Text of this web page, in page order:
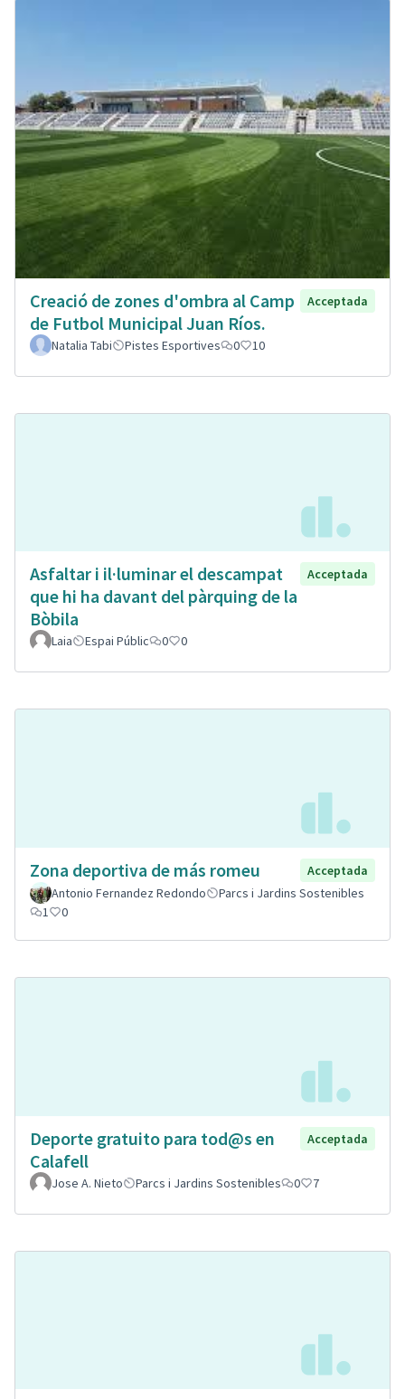
Creació de zones d'ombra al Camp
de Futbol Municipal Juan Ríos.
Acceptada
Natalia Tabi Pistes Esportives 0 10
Asfaltar i il·luminar el descampat
que hi ha davant del pàrquing de la
Bòbila
Acceptada
Laia Espai Públic 0 0
Zona deportiva de más romeu
Acceptada
Antonio Fernandez Redondo
Parcs i Jardins Sostenibles
1
0
Deporte gratuito para tod@s en
Calafell
Acceptada
Jose A. Nieto Parcs i Jardins Sostenibles 0 7